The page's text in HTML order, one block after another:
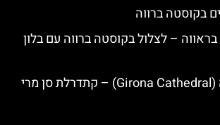
בקוסטה ברווה
– לצלול בקוסטה ברווה עם בלון
קתדרלת גירונה (Girona Cathedral) – קתדרלת סן מרי